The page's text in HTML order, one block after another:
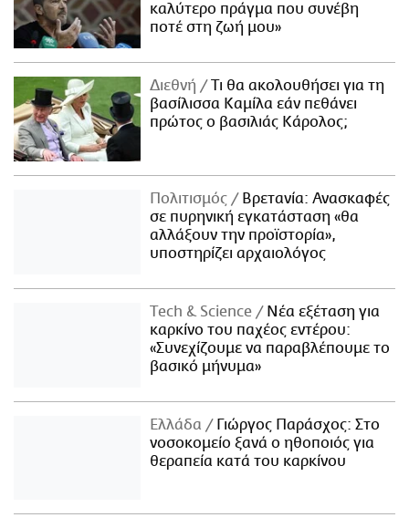
καλύτερο πράγμα που συνέβη
ποτέ στη ζωή μου»
Διεθνή
Τι θα ακολουθήσει για τη
βασίλισσα Καμίλα εάν πεθάνει
πρώτος ο βασιλιάς Κάρολος;
Πολιτισμός
Βρετανία: Ανασκαφές
σε πυρηνική εγκατάσταση «θα
αλλάξουν την προϊστορία»,
υποστηρίζει αρχαιολόγος
Τech & Science
Νέα εξέταση για
καρκίνο του παχέος εντέρου:
«Συνεχίζουμε να παραβλέπουμε το
βασικό μήνυμα»
Ελλάδα
Γιώργος Παράσχος: Στο
νοσοκομείο ξανά ο ηθοποιός για
θεραπεία κατά του καρκίνου